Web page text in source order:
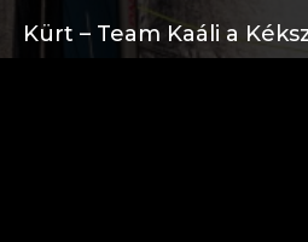
Kürt – Team Kaáli a